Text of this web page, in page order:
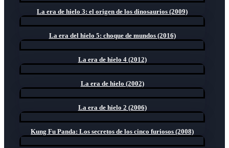
La era de hielo 3: el origen de los dinosaurios (2009)
La era del hielo 5: choque de mundos (2016)
La era de hielo 4 (2012)
La era de hielo (2002)
La era de hielo 2 (2006)
Kung Fu Panda: Los secretos de los cinco furiosos (2008)